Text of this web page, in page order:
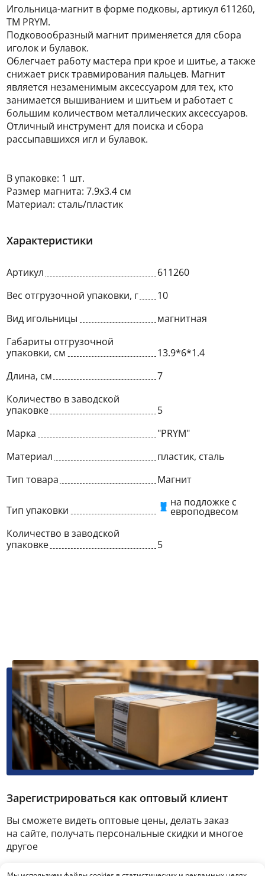
Игольница-магнит в форме подковы, артикул 611260,
ТМ PRYM.
Подковообразный магнит применяется для сбора
иголок и булавок.
Облегчает работу мастера при крое и шитье, а также
снижает риск травмирования пальцев. Магнит
является незаменимым аксессуаром для тех, кто
занимается вышиванием и шитьем и работает с
большим количеством металлических аксессуаров.
Отличный инструмент для поиска и сбора
рассыпавшихся игл и булавок.
В упаковке: 1 шт.
Размер магнита: 7.9х3.4 см
Материал: сталь/пластик
Характеристики
Артикул
611260
Вес отгрузочной упаковки, г
10
Вид игольницы
магнитная
Габариты отгрузочной
упаковки, см
13.9*6*1.4
Длина, см
7
Количество в заводской
упаковке
5
Марка
"PRYM"
Материал
пластик, сталь
Тип товара
Магнит
Тип упаковки
на подложке с
европодвесом
Количество в заводской
упаковке
5
Зарегистрироваться как оптовый клиент
Вы сможете видеть оптовые цены, делать заказ
на сайте, получать персональные скидки и многое
другое